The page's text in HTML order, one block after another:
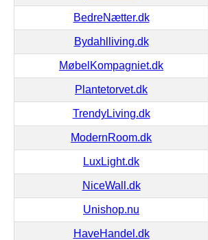
BedreNætter.dk
Bydahlliving.dk
MøbelKompagniet.dk
Plantetorvet.dk
TrendyLiving.dk
ModernRoom.dk
LuxLight.dk
NiceWall.dk
Unishop.nu
HaveHandel.dk